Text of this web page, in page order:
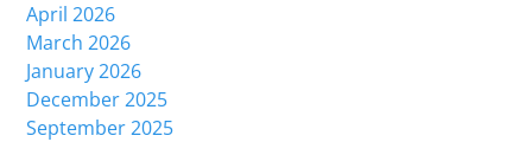
April 2026
March 2026
January 2026
December 2025
September 2025